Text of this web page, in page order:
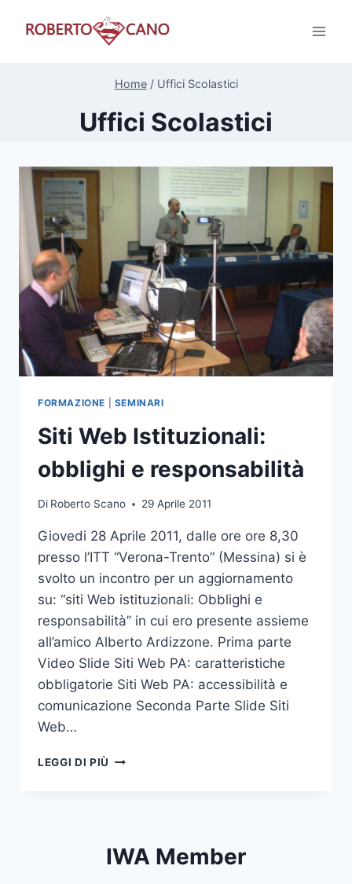
Home / Uffici Scolastici
Uffici Scolastici
FORMAZIONE SEMINARI
Siti Web Istituzionali:
obblighi e responsabilità
Di Roberto Scano 29 Aprile 2011
Giovedi 28 Aprile 2011, dalle ore ore 8,30
presso l’ITT “Verona-Trento” (Messina) si è
svolto un incontro per un aggiornamento
su: “siti Web istituzionali: Obblighi e
responsabilità” in cui ero presente assieme
all’amico Alberto Ardizzone. Prima parte
Video Slide Siti Web PA: caratteristiche
obbligatorie Siti Web PA: accessibilità e
comunicazione Seconda Parte Slide Siti
Web…
LEGGI DI PIÙ SITI
IWA Member